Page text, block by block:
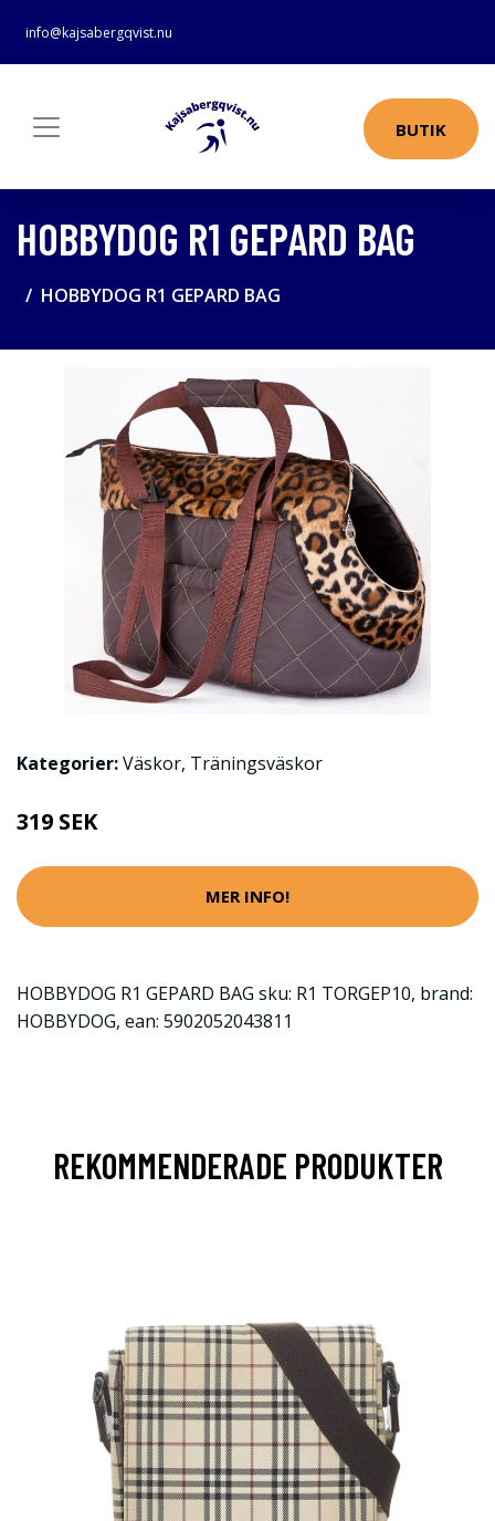
info@kajsabergqvist.nu
BUTIK
HOBBYDOG R1 GEPARD BAG
HOBBYDOG R1 GEPARD BAG
Kategorier:Väskor, Träningsväskor
319 SEK
MER INFO!
HOBBYDOG R1 GEPARD BAG sku: R1 TORGEP10, brand:
HOBBYDOG, ean: 5902052043811
REKOMMENDERADE PRODUKTER